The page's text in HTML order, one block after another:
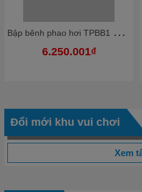
B
ập bênh phao hơi TPBB1 Dochoikinhbac Giải trí hấp dẫn khu vui chơi
6.250.001₫
Đổi mới khu vui chơi